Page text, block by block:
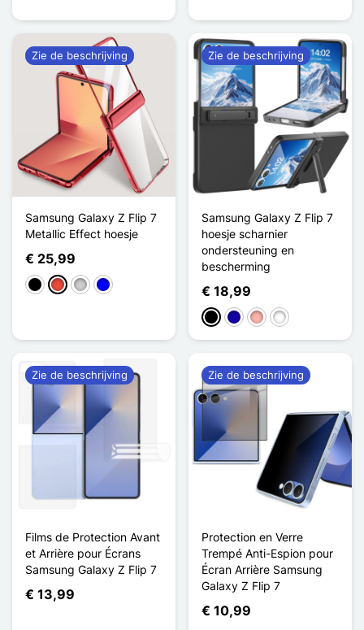
Samsung Galaxy Z Flip 7
Metallic Effect hoesje
€ 25,99
ZwartRoodZilverBlauw
Zie de beschrijving
Samsung Galaxy Z Flip 7
hoesje scharnier
ondersteuning en
bescherming
€ 18,99
ZwartDonkerblauw
Rose Goud
Violet Foncé
Zie de beschrijving
Films de Protection Avant
et Arrière pour Écrans
Samsung Galaxy Z Flip 7
€ 13,99
Zie de beschrijving
Protection en Verre
Trempé Anti-Espion pour
Écran Arrière Samsung
Galaxy Z Flip 7
€ 10,99
Zie de beschrijving